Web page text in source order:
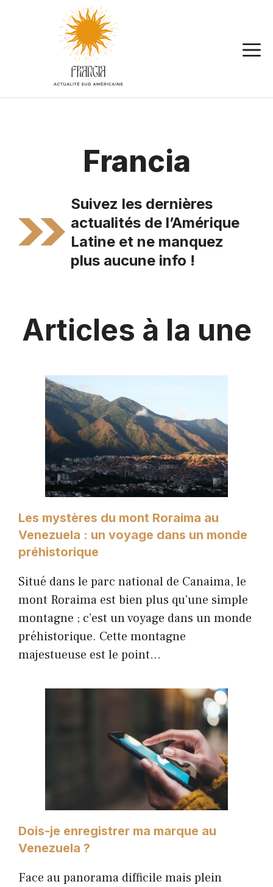
Francia
Suivez les dernières
actualités de l’Amérique
Latine et ne manquez
plus aucune info !
Articles à la une
Les mystères du mont Roraima au
Venezuela : un voyage dans un monde
préhistorique
Situé dans le parc national de Canaima, le
mont Roraima est bien plus qu’une simple
montagne ; c’est un voyage dans un monde
préhistorique. Cette montagne
majestueuse est le point…
Dois-je enregistrer ma marque au
Venezuela ?
Face au panorama difficile mais plein